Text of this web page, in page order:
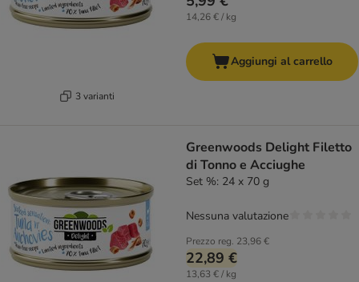
3 varianti
14,26 € / kg
Aggiungi al carrello
Greenwoods Delight Filetto
di Tonno e Acciughe
Set %: 24 x 70 g
Prezzo reg. 23,96 €
22,89 €
13,63 € / kg
Nessuna valutazione